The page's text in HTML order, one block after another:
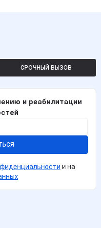
СРОЧНЫЙ ВЫЗОВ
и реабилитации
и на